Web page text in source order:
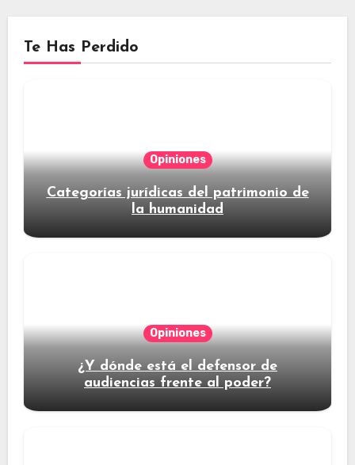
Te Has Perdido
Opiniones
Categorías jurídicas del patrimonio de
la humanidad
Opiniones
¿Y dónde está el defensor de
audiencias frente al poder?